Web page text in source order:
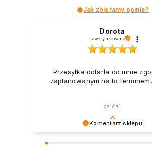
Jak zbieramy opinie?
Komentarz sklepu
Dorota
zweryfikowano
Przesyłka dotarła do mnie
zaplanowanym na to
dzisiaj